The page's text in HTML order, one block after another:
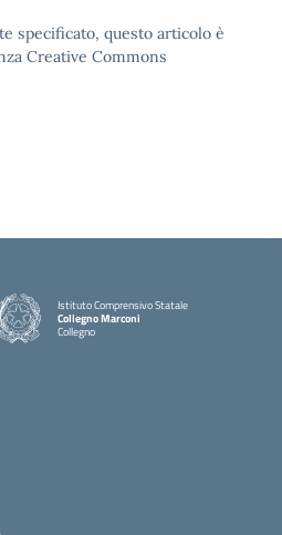
specificato, questo articolo è
Creative Commons
Istituto Comprensivo Statale
Collegno Marconi
Collegno